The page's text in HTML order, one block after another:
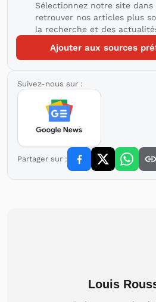
Sélectionnez notre site dans
retrouver nos articles plus
la recherche et des
Ajouter aux sources
Suivez-nous sur :
Partager sur :
Louis